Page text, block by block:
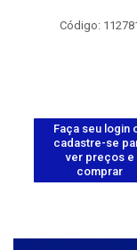
Código:
Faça seu login
cadastre-se
ver preços e
comprar